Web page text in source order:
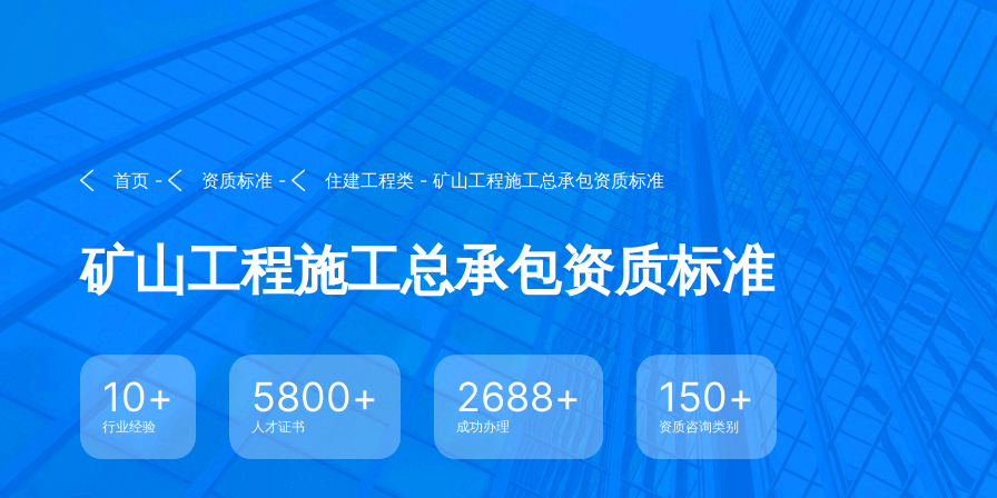
首页 - 资质标准- 住建工程类- 矿山工程施工总承包资质标准
矿山工程施工总承包资质标准
10+
行业经验
5800+
人才证书
2688+
成功办理
150+
资质咨询类别